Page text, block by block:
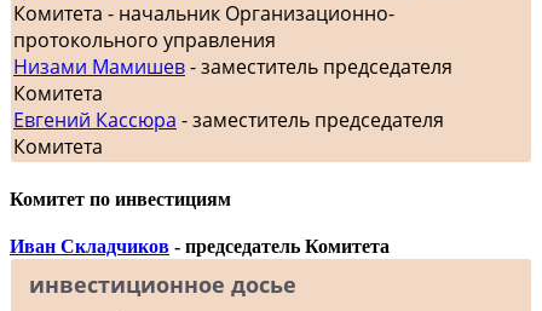
Комитета - начальник Организационно-
протокольного управления
Низами Мамишев- заместитель председателя
Комитета
Евгений Кассюра - заместитель председателя
Комитета
Комитет по инвестициям
Иван Складчиков - председатель Комитета
инвестиционное досье